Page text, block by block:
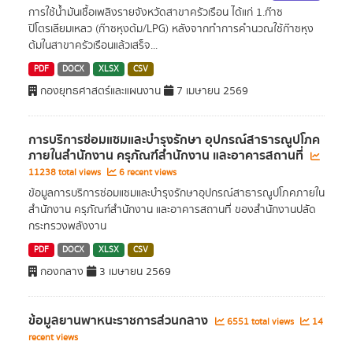
การใช้น้ำมันเชื้อเพลิงรายจังหวัดสาขาครัวเรือน ได้แก่ 1.ก๊าซ
ปิโตรเลียมเหลว (ก๊าซหุงต้ม/LPG) หลังจากทำการคำนวณใช้ก๊าซหุง
ต้มในสาขาครัวเรือนแล้วเสร็จ...
PDF DOCX XLSX CSV
กองยุทธศาสตร์และแผนงาน 7 เมษายน 2569
การบริการซ่อมแซมและบำรุงรักษา อุปกรณ์สาธารณูปโภค
ภายในสำนักงาน ครุภัณฑ์สำนักงาน และอาคารสถานที่
11238 total views 6 recent views
ข้อมูลการบริการซ่อมแซมและบำรุงรักษาอุปกรณ์สาธารณูปโภคภายใน
สำนักงาน ครุภัณฑ์สำนักงาน และอาคารสถานที่ ของสำนักงานปลัด
กระทรวงพลังงาน
PDF DOCX XLSX CSV
กองกลาง 3 เมษายน 2569
ข้อมูลยานพาหนะราชการส่วนกลาง 6551 total views
14
recent views